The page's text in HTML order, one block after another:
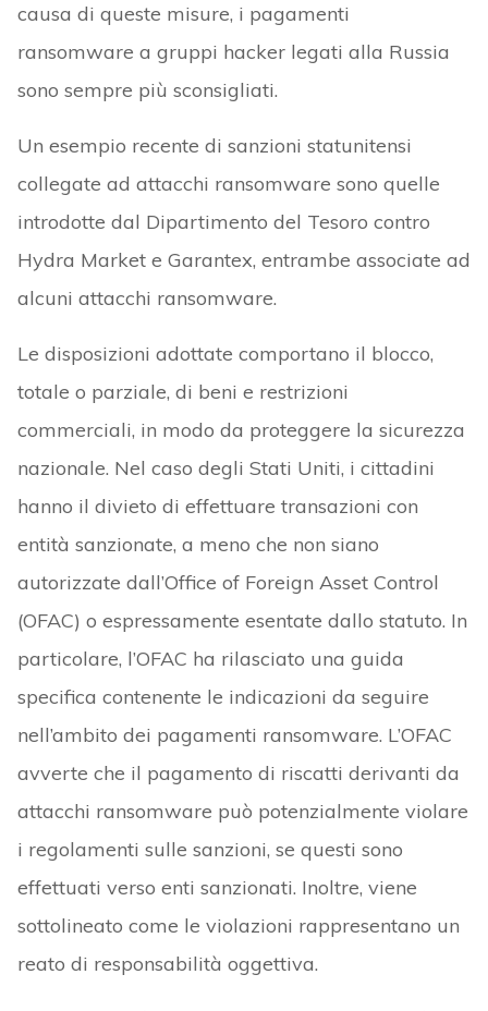
causa di queste misure, i pagamenti
ransomware a gruppi hacker legati alla Russia
sono sempre più sconsigliati.
Un esempio recente di sanzioni statunitensi
collegate ad attacchi ransomware sono quelle
introdotte dal Dipartimento del Tesoro contro
Hydra Market e Garantex, entrambe associate ad
alcuni attacchi ransomware.
Le disposizioni adottate comportano il blocco,
totale o parziale, di beni e restrizioni
commerciali, in modo da proteggere la sicurezza
nazionale. Nel caso degli Stati Uniti, i cittadini
hanno il divieto di effettuare transazioni con
entità sanzionate, a meno che non siano
autorizzate dall’Office of Foreign Asset Control
(OFAC) o espressamente esentate dallo statuto. In
particolare, l’OFAC ha rilasciato una guida
specifica contenente le indicazioni da seguire
nell’ambito dei pagamenti ransomware. L’OFAC
avverte che il pagamento di riscatti derivanti da
attacchi ransomware può potenzialmente violare
i regolamenti sulle sanzioni, se questi sono
effettuati verso enti sanzionati. Inoltre, viene
sottolineato come le violazioni rappresentano un
reato di responsabilità oggettiva.